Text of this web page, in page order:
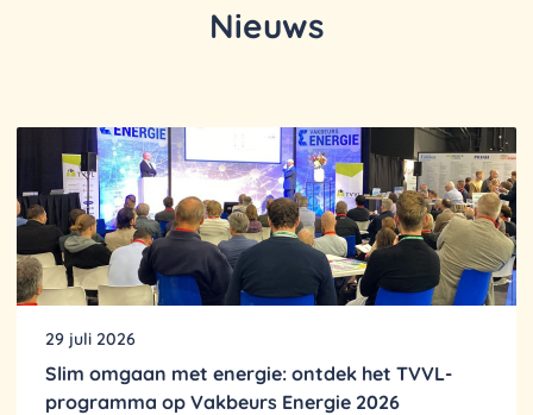
Nieuws
29 juli 2026
Slim omgaan met energie: ontdek het TVVL-
programma op Vakbeurs Energie 2026